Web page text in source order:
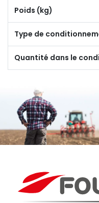
Poids (kg)
Type de
Quantité dans le